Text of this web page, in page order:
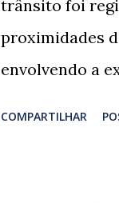
trânsito foi
proximidades
envolvendo a
COMPARTILHAR